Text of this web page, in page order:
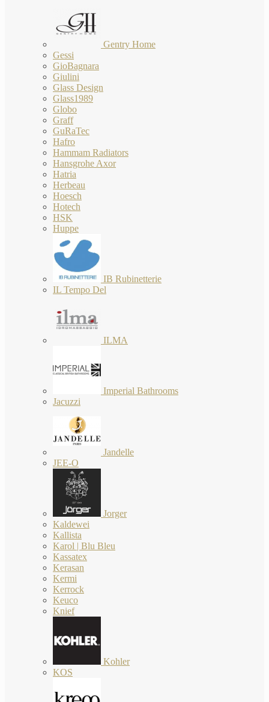
Gentry Home
Gessi
GioBagnara
Giulini
Glass Design
Glass1989
Globo
Graff
GuRaTec
Hafro
Hammam Radiators
Hansgrohe Axor
Hatria
Herbeau
Hoesch
Hotech
HSK
Huppe
IB Rubinetterie
IL Tempo Del
ILMA
Imperial Bathrooms
Jacuzzi
Jandelle
JEE-O
Jorger
Kaldewei
Kallista
Karol | Blu Bleu
Kassatex
Kerasan
Kermi
Kerrock
Keuco
Knief
Kohler
KOS